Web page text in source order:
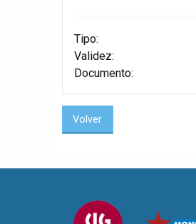
Tipo:
Validez:
Documento:
Volver